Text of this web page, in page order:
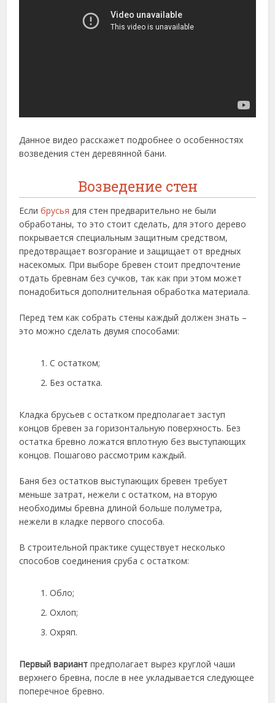
Данное видео расскажет подробнее о особенностях
возведения стен деревянной бани.
Возведение стен
Еслибрусья для стен предварительно не были
обработаны, то это стоит сделать, для этого дерево
покрывается специальным защитным средством,
предотвращает возгорание и защищает от вредных
насекомых. При выборе бревен стоит предпочтение
отдать бревнам без сучков, так как при этом может
понадобиться дополнительная обработка материала.
Перед тем как собрать стены каждый должен знать –
это можно сделать двумя способами:
С остатком;
Без остатка.
Кладка брусьев с остатком предполагает заступ
концов бревен за горизонтальную поверхность. Без
остатка бревно ложатся вплотную без выступающих
концов. Пошагово рассмотрим каждый.
Баня без остатков выступающих бревен требует
меньше затрат, нежели с остатком, на вторую
необходимы бревна длиной больше полуметра,
нежели в кладке первого способа.
В строительной практике существует несколько
способов соединения сруба с остатком:
Обло;
Охлоп;
Охряп.
Первый вариант предполагает вырез круглой чаши
верхнего бревна, после в нее укладывается следующее
поперечное бревно.